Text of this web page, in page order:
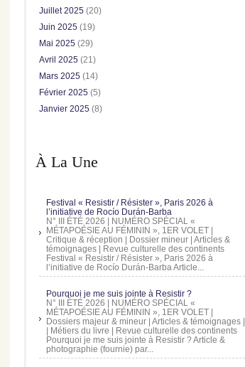
Juillet 2025 (20)
Juin 2025 (19)
Mai 2025 (29)
Avril 2025 (21)
Mars 2025 (14)
Février 2025 (5)
Janvier 2025 (8)
À La Une
Festival « Resistir / Résister », Paris 2026 à
l’initiative de Rocío Durán-Barba
N° III ÉTÉ 2026 | NUMÉRO SPÉCIAL «
MÉTAPOÉSIE AU FÉMININ », 1ER VOLET |
Critique & réception | Dossier mineur | Articles &
témoignages | Revue culturelle des continents
Festival « Resistir / Résister », Paris 2026 à
l’initiative de Rocío Durán-Barba Article...
Pourquoi je me suis jointe à Resistir ?
N° III ÉTÉ 2026 | NUMÉRO SPÉCIAL «
MÉTAPOÉSIE AU FÉMININ », 1ER VOLET |
Dossiers majeur & mineur | Articles & témoignages |
| Métiers du livre | Revue culturelle des continents
Pourquoi je me suis jointe à Resistir ? Article &
photographie (fournie) par...